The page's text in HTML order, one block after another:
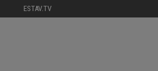
ESTAV.TV